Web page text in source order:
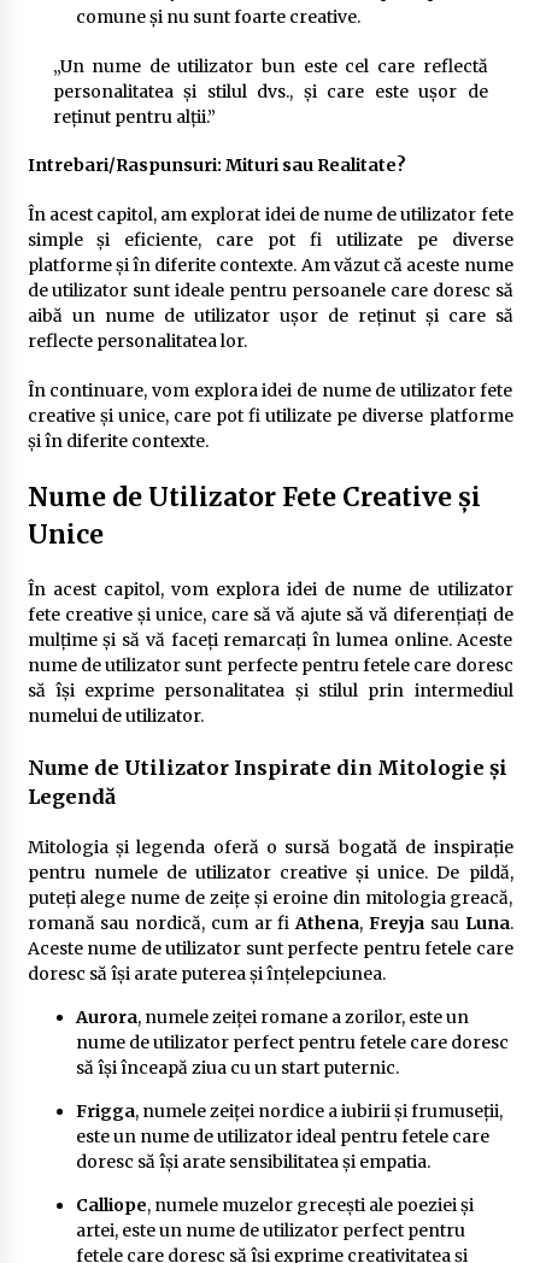
comune și nu sunt foarte creative.
„Un nume de utilizator bun este cel care reflectă
personalitatea și stilul dvs., și care este ușor de
reținut pentru alții.”
Intrebari/Raspunsuri: Mituri sau Realitate?
În acest capitol, am explorat idei de nume de utilizator fete
simple și eficiente, care pot fi utilizate pe diverse
platforme și în diferite contexte. Am văzut că aceste nume
de utilizator sunt ideale pentru persoanele care doresc să
aibă un nume de utilizator ușor de reținut și care să
reflecte personalitatea lor.
În continuare, vom explora idei de nume de utilizator fete
creative și unice, care pot fi utilizate pe diverse platforme
și în diferite contexte.
Nume de Utilizator Fete Creative și
Unice
În acest capitol, vom explora idei de nume de utilizator
fete creative și unice, care să vă ajute să vă diferențiați de
mulțime și să vă faceți remarcați în lumea online. Aceste
nume de utilizator sunt perfecte pentru fetele care doresc
să își exprime personalitatea și stilul prin intermediul
numelui de utilizator.
Nume de Utilizator Inspirate din Mitologie și
Legendă
Mitologia și legenda oferă o sursă bogată de inspirație
pentru numele de utilizator creative și unice. De pildă,
puteți alege nume de zeițe și eroine din mitologia greacă,
romană sau nordică, cum ar fiAthena, Freyjasau Luna.
Aceste nume de utilizator sunt perfecte pentru fetele care
doresc să își arate puterea și înțelepciunea.
Aurora, numele zeiței romane a zorilor, este un
nume de utilizator perfect pentru fetele care doresc
să își înceapă ziua cu un start puternic.
Frigga, numele zeiței nordice a iubirii și frumuseții,
este un nume de utilizator ideal pentru fetele care
doresc să își arate sensibilitatea și empatia.
Calliope, numele muzelor grecești ale poeziei și
artei, este un nume de utilizator perfect pentru
fetele care doresc să își exprime creativitatea și